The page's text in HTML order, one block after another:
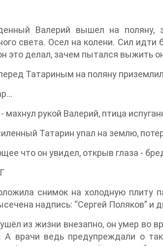
Валерий вышел на поляну,
света. Осел на колени. Сил
это делал, зачем пытался выжить
Татариным на поляну
рукой Валерий, птица
Татарин упал на землю,
что он увидел, открыв глаза -
снимок на холодную плиту
надпись: “Сергей Поляков” и
из жизни внезапно, он умер во
А врачи ведь предупреждали о